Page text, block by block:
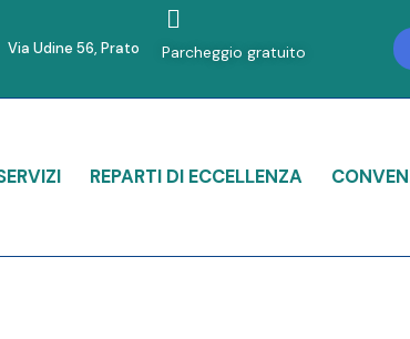
Via Udine 56, Prato Parcheggio gratuito
REPARTI DI ECCELLENZA